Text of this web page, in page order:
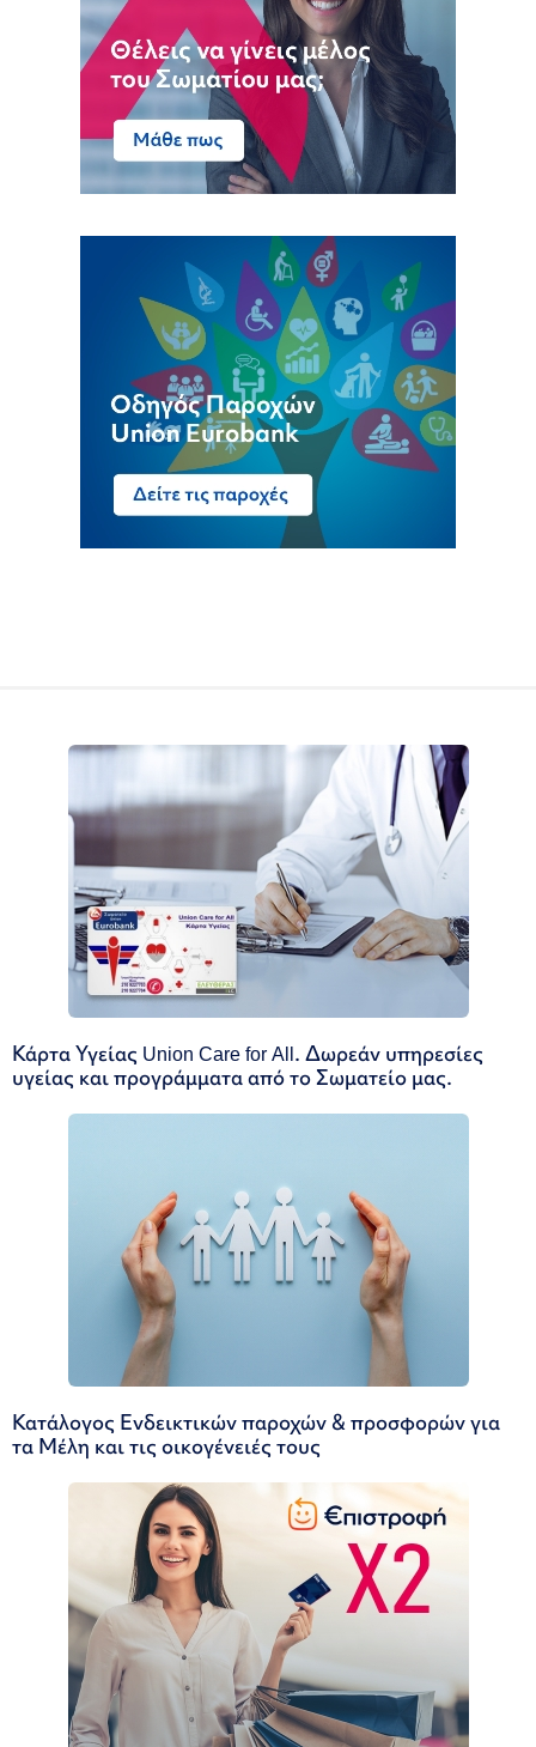
Κάρτα Υγείας Union Care for All. Δωρεάν υπηρεσίες
υγείας και προγράμματα από το Σωματείο μας.
Κατάλογος Ενδεικτικών παροχών & προσφορών για
τα Μέλη και τις οικογένειές τους